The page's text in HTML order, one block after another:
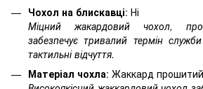
Чохол на блискавці: Ні
Міцний жакардовий чохол,
забезпечує тривалий термін
тактильні відчуття.
Матеріал чохла: Жаккард